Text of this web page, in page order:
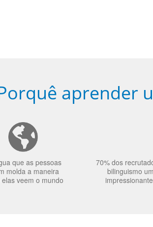
aprender
que as pessoas
molda a maneira
veem o mundo
70% dos
bilinguismo